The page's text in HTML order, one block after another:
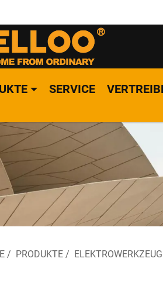
SERVICE
/ PRODUKTE /